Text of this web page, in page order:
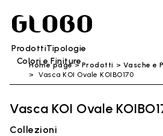
ProdottiTipologie
Colori e Finiture
Home page Prodotti Vasche e
Vasca KOI Ovale KOIBO170
Vasca KOI Ovale
Collezioni